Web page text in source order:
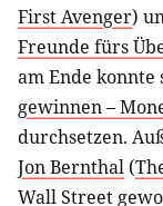
First Avenger)
Freunde fürs
am Ende konnte
gewinnen –
durchsetzen.
Jon Bernthal (
Wall Street